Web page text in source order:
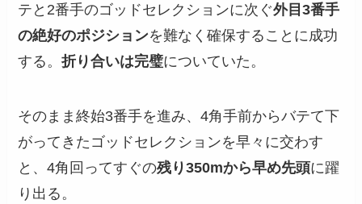
テと2番手のゴッドセレクションに次ぐ外目3番手
の絶好のポジションを難なく確保することに成功
する。折り合いは完璧についていた。
そのまま終始3番手を進み、4角手前からバテて下
がってきたゴッドセレクションを早々に交わす
と、4角回ってすぐの残り350mから早め先頭に躍
り出る。